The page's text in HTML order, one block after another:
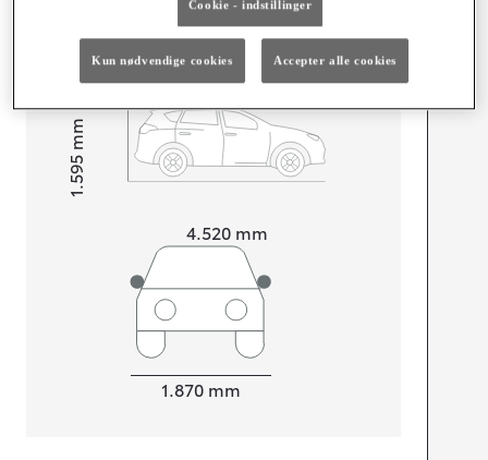
4.520 mm
Højt1.595
mm
1.870 mm
Cookie - indstillinger
Kun nødvendige cookies Accepter alle cookies